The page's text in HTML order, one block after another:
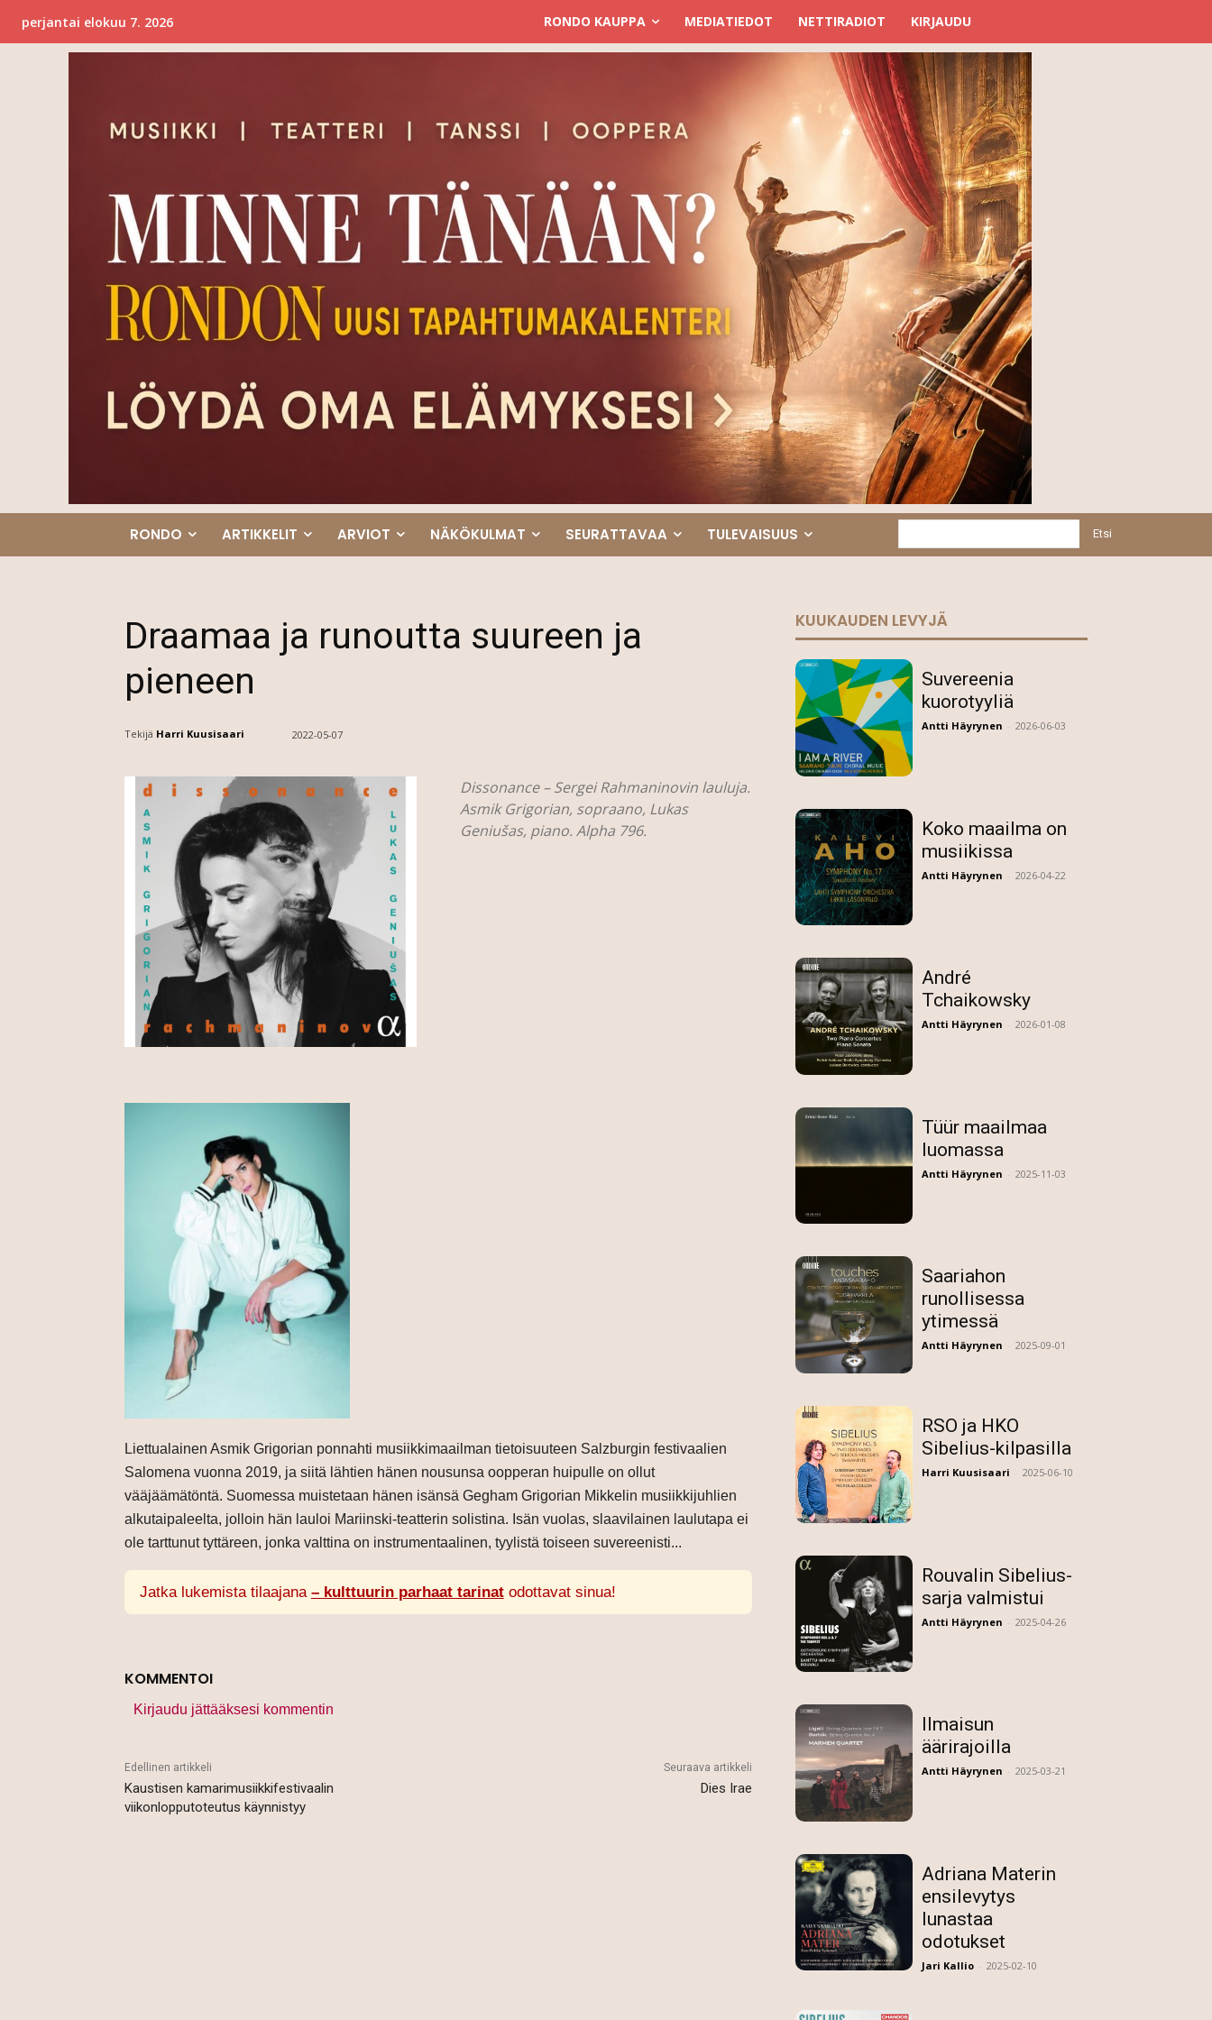
perjantai elokuu 7. 2026 RONDO KAUPPA MEDIATIEDOT NETTIRADIOT KIRJAUDU
RONDO ARTIKKELIT ARVIOT NÄKÖKULMAT SEURATTAVAA TULEVAISUUS Etsi
Draamaa ja runoutta suureen ja
pieneen
Tekijä Harri Kuusisaari 2022-05-07
Dissonance – Sergei Rahmaninovin lauluja.
Asmik Grigorian, sopraano, Lukas
Geniušas, piano. Alpha 796.
Liettualainen Asmik Grigorian ponnahti musiikkimaailman tietoisuuteen Salzburgin festivaalien
Salomena vuonna 2019, ja siitä lähtien hänen nousunsa oopperan huipulle on ollut
vääjäämätöntä. Suomessa muistetaan hänen isänsä Gegham Grigorian Mikkelin musiikkijuhlien
alkutaipaleelta, jolloin hän lauloi Mariinski-teatterin solistina. Isän vuolas, slaavilainen laulutapa ei
ole tarttunut tyttäreen, jonka valttina on instrumentaalinen, tyylistä toiseen suvereenisti...
Jatka lukemista tilaajana – kulttuurin parhaat tarinatodottavat sinua!
KOMMENTOI
Kirjaudu jättääksesi kommentin
Edellinen artikkeli
Kaustisen kamarimusiikkifestivaalin
viikonlopputoteutus käynnistyy
Seuraava artikkeli
Dies Irae
KUUKAUDEN LEVYJÄ
Suvereenia
kuorotyyliä
Antti Häyrynen - 2026-06-03
Koko maailma on
musiikissa
Antti Häyrynen - 2026-04-22
André
Tchaikowsky
Antti Häyrynen - 2026-01-08
Tüür maailmaa
luomassa
Antti Häyrynen - 2025-11-03
Saariahon
runollisessa
ytimessä
Antti Häyrynen - 2025-09-01
RSO ja HKO
Sibelius-kilpasilla
Harri Kuusisaari - 2025-06-10
Rouvalin Sibelius-
sarja valmistui
Antti Häyrynen - 2025-04-26
Ilmaisun
äärirajoilla
Antti Häyrynen - 2025-03-21
Adriana Materin
ensilevytys
lunastaa
odotukset
Jari Kallio - 2025-02-10